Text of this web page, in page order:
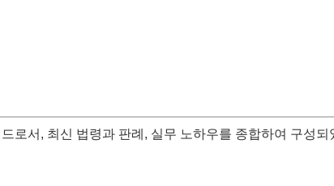
로서, 최신 법령과 판례, 실무 노하우를 종합하여 구성